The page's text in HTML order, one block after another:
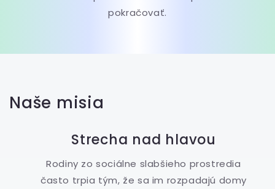
pokračovať.
Naše misia
Strecha nad hlavou
Rodiny zo sociálne slabšieho prostredia
často trpia tým, že sa im rozpadajú domy